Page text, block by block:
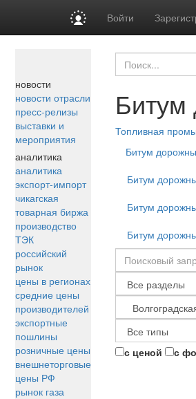
Войти
новости
новости отрасли
пресс-релизы
выставки и
мероприятия
аналитика
аналитика
экспорт-импорт
чикагская
товарная биржа
производство
ТЭК
российский
рынок
цены в регионах
средние цены
производителей
экспортные
пошлины
розничные цены
внешнеторговые
цены РФ
рынок газа
Топливная
Битум
Битум
Битум
Битум
с ценой с